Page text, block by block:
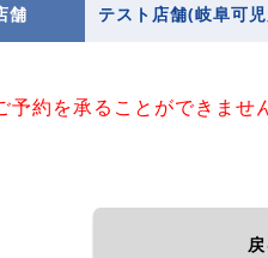
舗 テスト店舗(岐阜可
予約を承ることができませ